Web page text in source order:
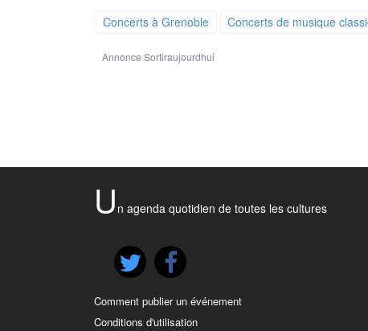
Concerts à Grenoble Concerts de musique
Annonce Sortiraujourdhui
U n agenda quotidien de toutes les cultures
Comment publier un événement
Conditions d'utilisation